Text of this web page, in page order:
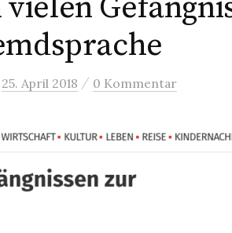
25. April 2018 / 0 Kommentar